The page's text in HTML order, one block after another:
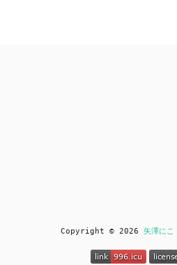
Copyright © 2026 矢澤にこ